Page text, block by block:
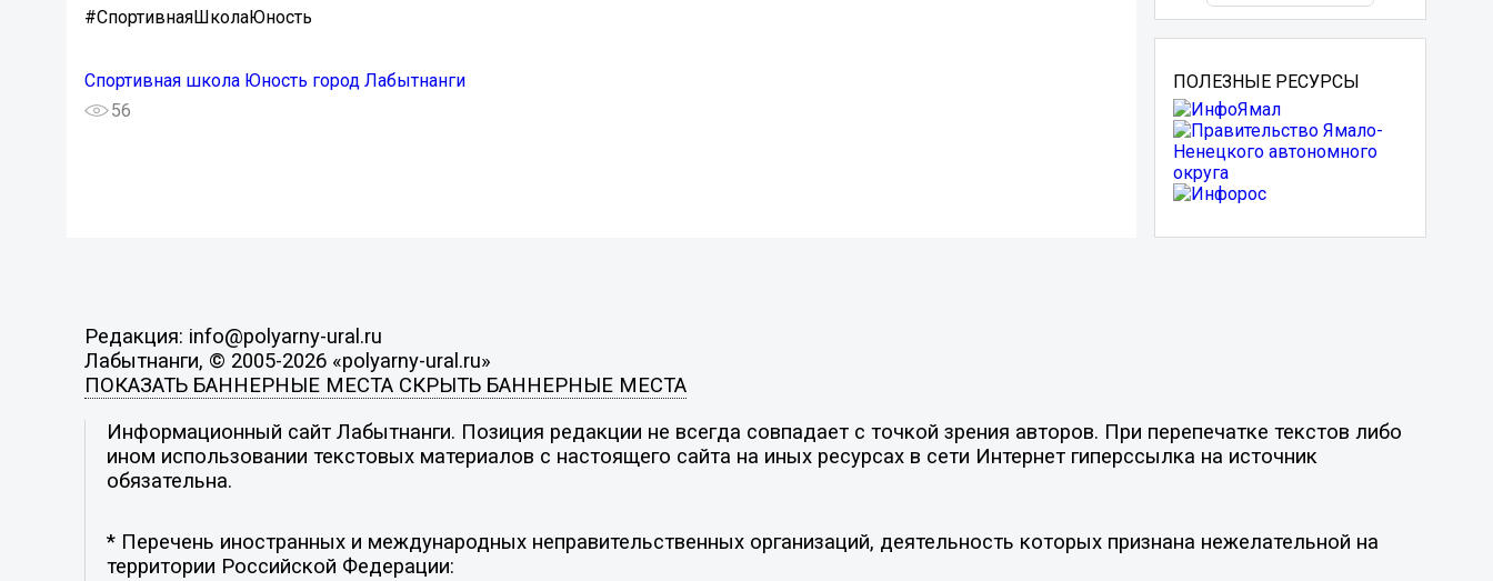
#СпортивнаяШколаЮность
Спортивная школа Юность город Лабытнанги
56
ПОЛЕЗНЫЕ РЕСУРСЫ
Редакция: info@polyarny-ural.ru
Лабытнанги, © 2005-2026 «polyarny-ural.ru»
ПОКАЗАТЬ БАННЕРНЫЕ МЕСТА СКРЫТЬ БАННЕРНЫЕ МЕСТА
Информационный сайт Лабытнанги. Позиция редакции не всегда совпадает с точкой зрения авторов. При перепечатке текстов либо
ином использовании текстовых материалов с настоящего сайта на иных ресурсах в сети Интернет гиперссылка на источник
обязательна.
* Перечень иностранных и международных неправительственных организаций, деятельность которых признана нежелательной на
территории Российской Федерации: